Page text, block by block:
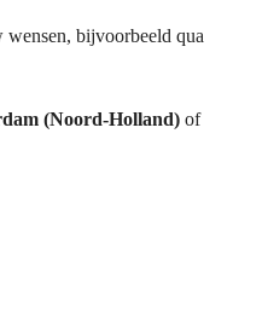
bijvoorbeeld qua
(Noord-Holland)of